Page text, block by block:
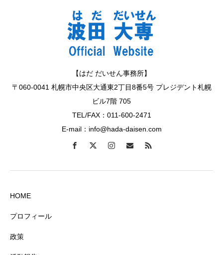
【はだ だいせん事務所】
〒060-0041 札幌市中央区大通東2丁目8番5号 プレジデント札幌
ビル7階 705
TEL/FAX：011-600-2471
E-mail：info@hada-daisen.com
HOME
プロフィール
政策